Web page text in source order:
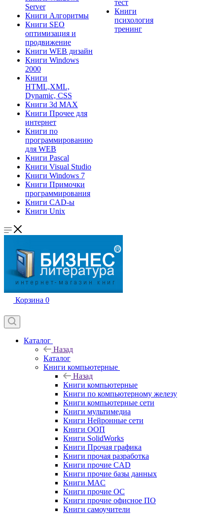
Server
Книги Алгоритмы
Книги SEO
оптимизация и
продвижение
Книги WEB дизайн
Книги Windows
2000
Книги
HTML,XML,
Dynamic, CSS
Книги 3d MAX
Книги Прочее для
интернет
Книги по
программированию
для WEB
Книги Pascal
Книги Visual Studio
Книги Windows 7
Книги Примочки
программирования
Книги CAD-ы
Книги Unix
тест
Книги
психология
тренинг
Корзина 0
Каталог
Назад
Каталог
Книги компьютерные
Назад
Книги компьютерные
Книги по компьютерному железу
Книги компьютерные сети
Книги мультимедиа
Книги Нейронные сети
Книги ООП
Книги SolidWorks
Книги Прочая графика
Книги прочая разработка
Книги прочие CAD
Книги прочие базы данных
Книги MAC
Книги прочие ОС
Книги прочие офисное ПО
Книги самоучители